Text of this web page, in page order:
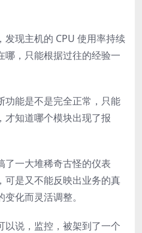
发现主机的 CPU 使用率持续
哪，只能根据过往的经验一
功能是不是完全正常，只能
才知道哪个模块出现了报
了一大堆稀奇古怪的仪表
可是又不能反映出业务的真
化而灵活调整。
以说，监控，被架到了一个